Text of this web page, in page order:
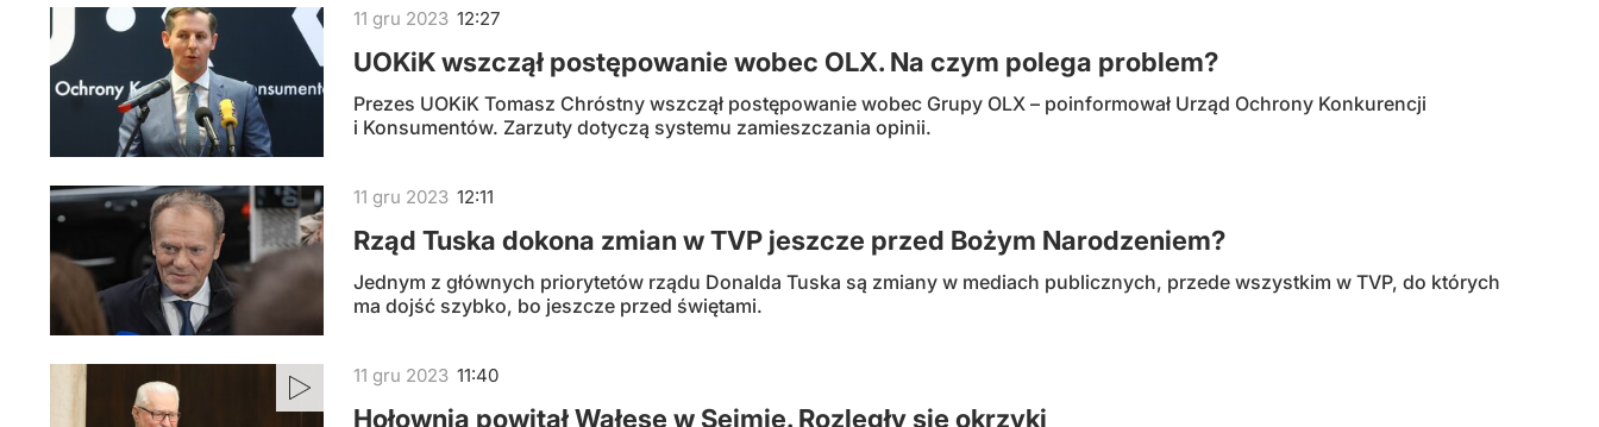
UOKiK wszczął postępowanie wobec OLX. Na czym polega problem?
Prezes UOKiK Tomasz Chróstny wszczął postępowanie wobec Grupy OLX – poinformował Urząd Ochrony Konkurencji
i Konsumentów. Zarzuty dotyczą systemu zamieszczania opinii.
11 gru 2023 12:27
Rząd Tuska dokona zmian w TVP jeszcze przed Bożym Narodzeniem?
Jednym z głównych priorytetów rządu Donalda Tuska są zmiany w mediach publicznych, przede wszystkim w TVP, do których
ma dojść szybko, bo jeszcze przed świętami.
11 gru 2023 12:11
Hołownia powitał Wałęsę w Sejmie. Rozległy się okrzyki
11 gru 2023 11:40